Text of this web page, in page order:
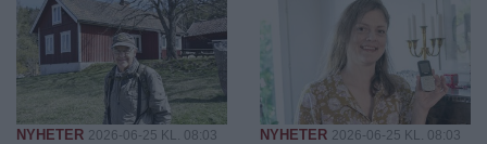
NYHETER 2026-06-25 KL. 08:03 NYHETER 2026-06-25 KL. 08:03